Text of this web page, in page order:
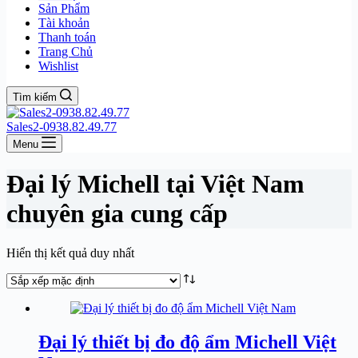
Sản Phẩm
Tài khoản
Thanh toán
Trang Chủ
Wishlist
Tìm kiếm
Sales2-0938.82.49.77
Menu
Đại lý Michell tại Việt Nam
chuyên gia cung cấp
Hiển thị kết quả duy nhất
Đại lý thiết bị đo độ ẩm Michell Việt